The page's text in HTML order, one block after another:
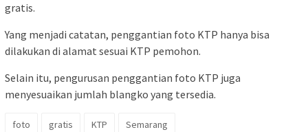
gratis.
Yang menjadi catatan, penggantian foto KTP hanya bisa
dilakukan di alamat sesuai KTP pemohon.
Selain itu, pengurusan penggantian foto KTP juga
menyesuaikan jumlah blangko yang tersedia.
foto gratis KTP Semarang